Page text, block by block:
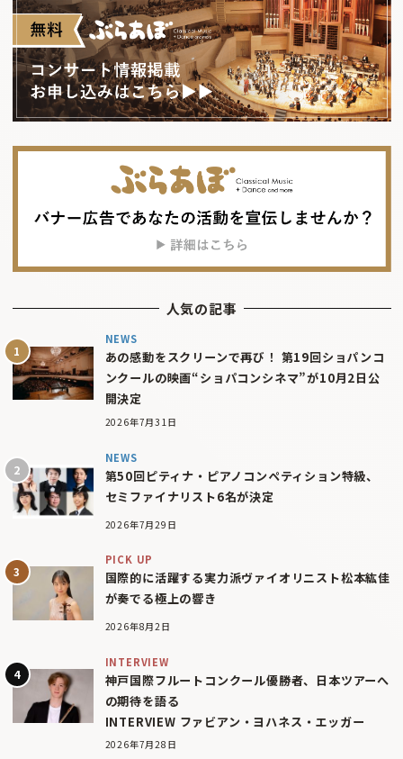
人気の記事
NEWS
あの感動をスクリーンで再び！ 第19回ショパンコ
ンクールの映画“ショパコンシネマ”が10月2日公
開決定
2026年7月31日
NEWS
第50回ピティナ・ピアノコンペティション特級、
セミファイナリスト6名が決定
2026年7月29日
PICK UP
国際的に活躍する実力派ヴァイオリニスト松本紘佳
が奏でる極上の響き
2026年8月2日
INTERVIEW
神戸国際フルートコンクール優勝者、日本ツアーへ
の期待を語る
INTERVIEW ファビアン・ヨハネス・エッガー
2026年7月28日